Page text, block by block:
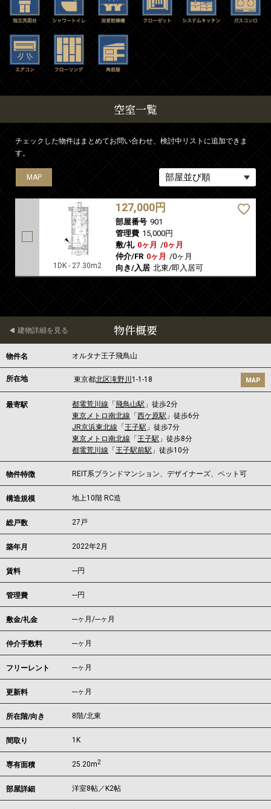
空室一覧
チェックした物件はまとめてお問い合わせ、検討中リストに追加できま
す。
MAP
1DK - 27.30m2
127,000円
部屋番号 901
管理費 15,000円
敷/礼 0ヶ月 /0ヶ月
仲介/FR 0ヶ月 /0ヶ月
向き/入居 北東/即入居可
物件概要
建物詳細を見る
物件名 オルタナ王子飛鳥山
所在地 東京都北区滝野川 1-1-18 MAP
最寄駅 都電荒川線 「飛鳥山駅 」徒歩2分
東京メトロ南北線 「西ケ原駅 」徒歩6分
JR京浜東北線 「王子駅 」徒歩7分
東京メトロ南北線 「王子駅 」徒歩8分
都電荒川線 「王子駅前駅 」徒歩10分
物件特徴 REIT系ブランドマンション、デザイナーズ、ペット可
構造規模 地上10階 RC造
総戸数 27戸
築年月 2022年2月
賃料 ---円
管理費 ---円
敷金/礼金 ---ヶ月/---ヶ月
仲介手数料 ---ヶ月
フリーレント ---ヶ月
更新料 ---ヶ月
所在階/向き 8階/北東
間取り 1K
専有面積 25.20m2
部屋詳細 洋室8帖／K2帖